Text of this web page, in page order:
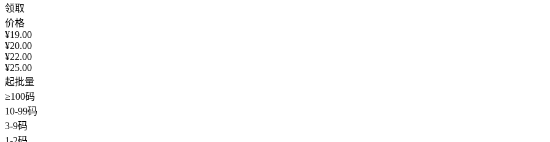
领取
价格
¥19.00
¥20.00
¥22.00
¥25.00
起批量
≥100码
10-99码
3-9码